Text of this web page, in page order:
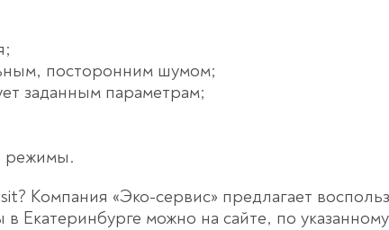
посторонним шумом;
заданным параметрам;
режимы.
Компания «Эко-сервис» предлагает
Екатеринбурге можно на сайте, по